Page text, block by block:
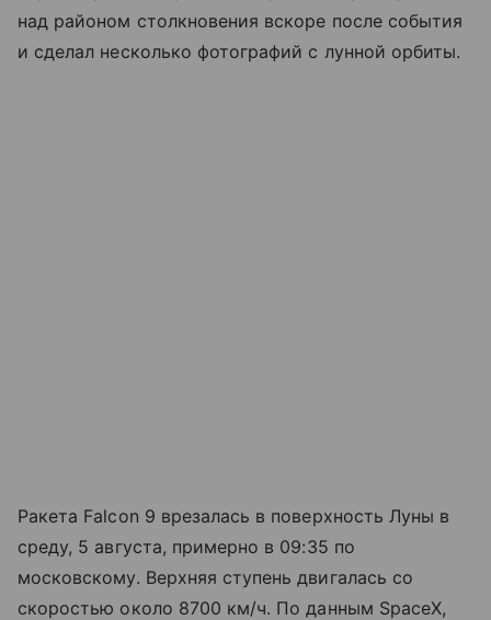
над районом столкновения вскоре после события
и сделал несколько фотографий с лунной орбиты.
Ракета Falcon 9 врезалась в поверхность Луны в
среду, 5 августа, примерно в 09:35 по
московскому. Верхняя ступень двигалась со
скоростью около 8700 км/ч. По данным SpaceX,